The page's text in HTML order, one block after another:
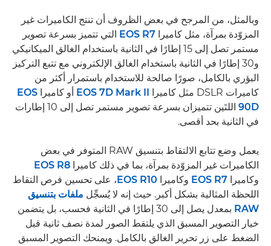
وبالمثل، من المرجح في بعض الظروف أن تنتج الكاميرات غير
المزوّدة بمرآة، مثل كاميرا EOS R7
التي تتميز بسرعة تصوير
مستمر تصل إلى 15 إطارًا في الثانية باستخدام الغالق الميكانيكي
و30 إطارًا في الثانية باستخدام الغالق الإلكتروني مع تتبع التركيز
البؤري بالكامل، صورًا صالحة للاستخدام باستمرار أكثر من
كاميرات DSLR مثل كاميرا
EOS 7D Mark II أو كاميرا EOS
90D
اللتَين تتميزان بسرعة تصوير مستمر تصل إلى 10 إطارات
في الثانية بحد أقصى.
يعمل وضع تتابع الالتقاط بتنسيق RAW المتوفر في بعض
الكاميرات غير المزوّدة بمرآة، بما في ذلك كاميرا EOS R8
وكاميرا EOS R7 وكاميرا EOS R10 ، على تحسين فرص التقاط
اللحظة المثالية بشكل أكبر. حيث إنه لا يُسجِّل ملفات بتنسيق
RAW
بمعدل يصل إلى 30 إطارًا في الثانية فحسب، بل يتضمن
خيار التصوير المسبق الذي يلتقط الصور لمدة نصف ثانية قبل
الضغط على زر تحرير الغالق بالكامل. ويمنحك التصوير المسبق